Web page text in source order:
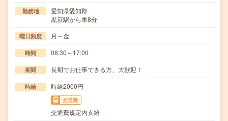
勤務地
愛知県愛知郡
黒笹駅から車8分
曜日頻度 月～金
時間 08:30～17:00
期間 長期でお仕事できる方、大歓迎！
時給 時給2000円
交通費
交通費規定内支給